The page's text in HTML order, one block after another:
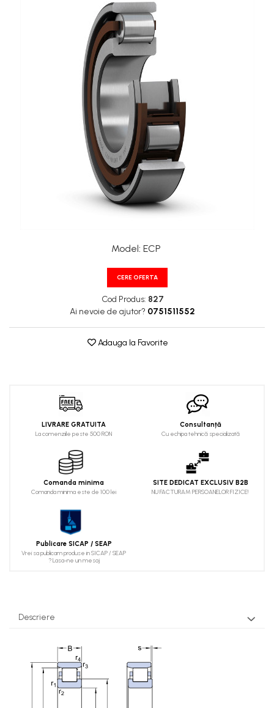
Model: ECP
CERE OFERTA
Cod Produs: 827
Ai nevoie de ajutor? 0751511552
Adauga la Favorite
LIVRARE GRATUITA
La comenziile peste 500 RON
Consultanță
Cu echipa tehnică specializată
Comanda minima
Comanda minima este de 100 lei
SITE DEDICAT EXCLUSIV B2B
NU FACTURAM PERSOANELOR FIZICE!
Publicare SICAP / SEAP
Vrei sa publicam produse in SICAP / SEAP
? Lasa-ne un mesaj
Descriere